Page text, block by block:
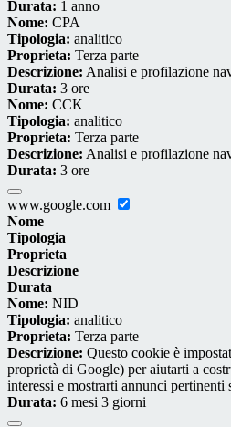
Durata: 1 anno
Nome: CPA
Tipologia: analitico
Proprieta: Terza parte
Descrizione: Analisi e profilazione
Durata: 3 ore
Nome: CCK
Tipologia: analitico
Proprieta: Terza parte
Descrizione: Analisi e profilazione
Durata: 3 ore
www.google.com
Nome
Tipologia
Proprieta
Descrizione
Durata
Nome: NID
Tipologia: analitico
Proprieta: Terza parte
Descrizione: Questo cookie è
proprietà di Google) per aiutarti a
interessi e mostrarti annunci pertinenti
Durata: 6 mesi 3 giorni